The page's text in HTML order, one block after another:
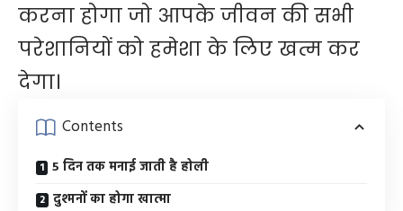
करना होगा जो आपके जीवन की सभी
परेशानियों को ​हमेशा के लिए खत्म कर
देगा।
Contents
5 दिन तक मनाई जाती है होली
दुश्मनों का होगा खात्मा